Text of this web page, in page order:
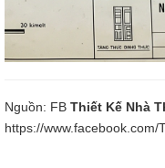
Nguồn: FB Thiết Kế Nhà
https://